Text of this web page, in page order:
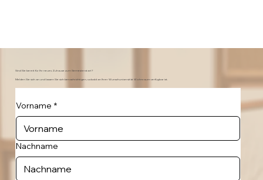
Sind Sie bereit für Ihr neues Zuhause zum Semesterstart?
Melden Sie sich an und lassen Sie sich benachrichtigen, sobald an Ihrer Wunschuniversität Wohnraum verfügbar ist.
Vorname *
Nachname